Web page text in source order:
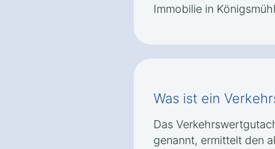
Immobilie in
Was ist ein
Das
genannt, ermittelt den